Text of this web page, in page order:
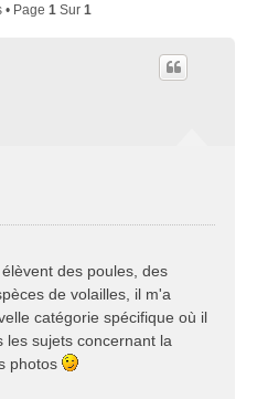
Page 1 Sur 1
des poules, des
de volailles, il m'a
catégorie spécifique où il
les sujets concernant la
photos